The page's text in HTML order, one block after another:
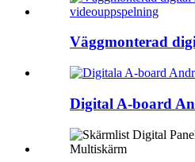
Väggmonterad
Digital A-board